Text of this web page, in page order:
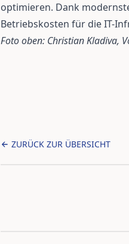
optimieren. Dank
Betriebskosten für die IT-
Foto oben: Christian Kladiva,
ZURÜCK ZUR ÜBERSICHT